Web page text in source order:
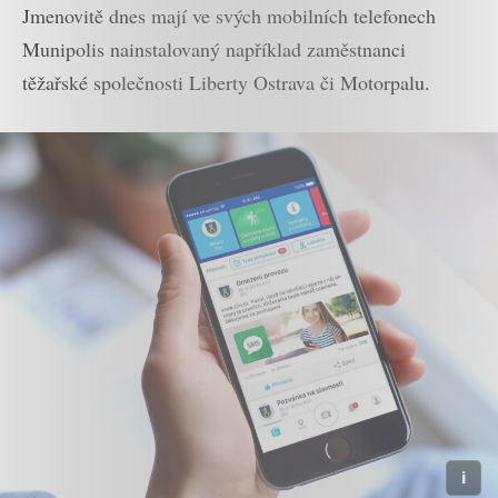
Jmenovitě dnes mají ve svých mobilních telefonech
Munipolis nainstalovaný například zaměstnanci
těžařské společnosti Liberty Ostrava či Motorpalu.